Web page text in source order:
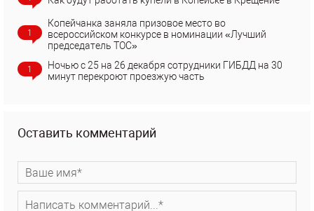
1
Копейчанка заняла призовое место во
всероссийском конкурсе в номинации «Лучший
председатель ТОС»
1
Ночью с 25 на 26 декабря сотрудники ГИБДД на 30
минут перекроют проезжую часть
Оставить комментарий